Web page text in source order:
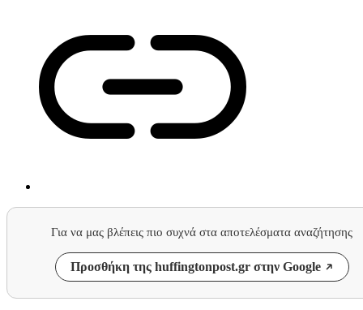
Για να μας βλέπεις πιο συχνά στα αποτελέσματα αναζήτησης
Προσθήκη της huffingtonpost.gr στην Google